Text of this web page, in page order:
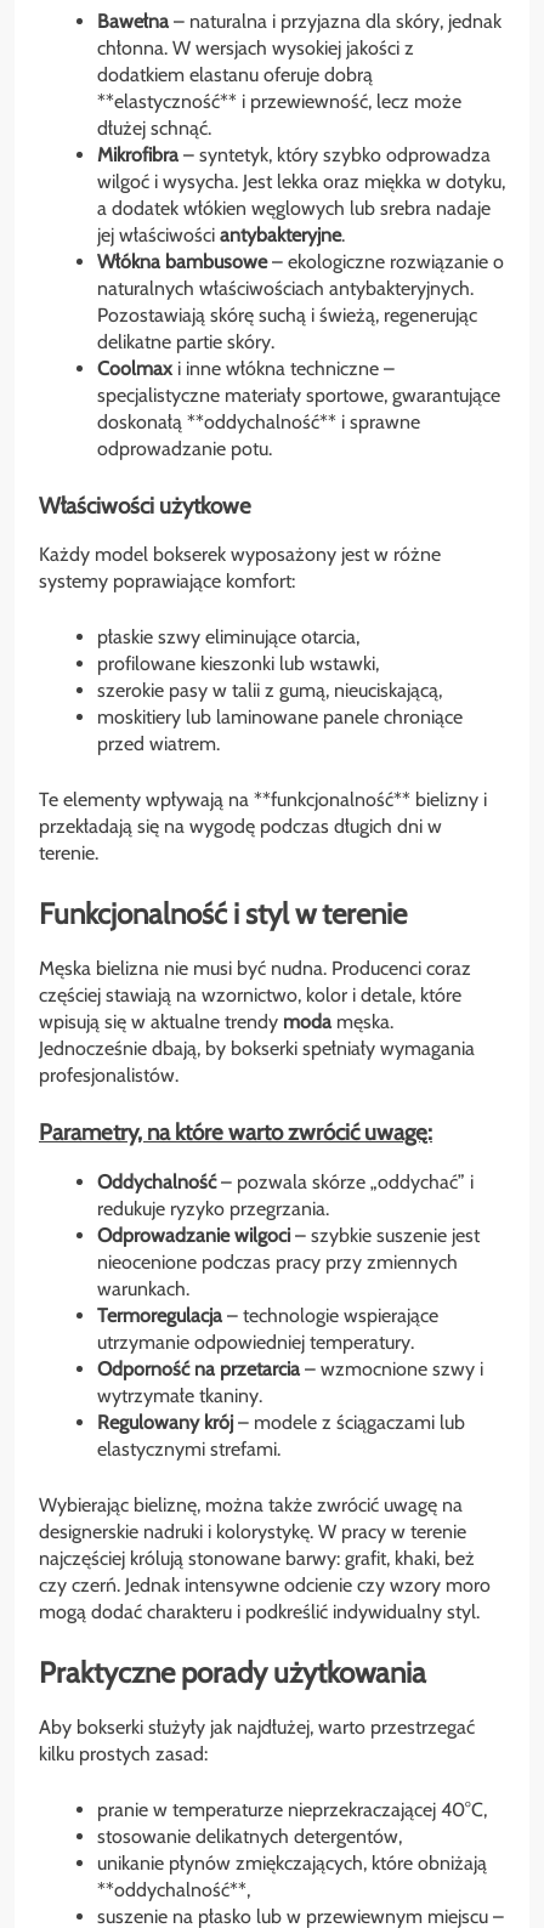
Bawełna– naturalna i przyjazna dla skóry, jednak
chłonna. W wersjach wysokiej jakości z
dodatkiem elastanu oferuje dobrą
**elastyczność** i przewiewność, lecz może
dłużej schnąć.
Mikrofibra– syntetyk, który szybko odprowadza
wilgoć i wysycha. Jest lekka oraz miękka w dotyku,
a dodatek włókien węglowych lub srebra nadaje
jej właściwości antybakteryjne.
Włókna bambusowe– ekologiczne rozwiązanie o
naturalnych właściwościach antybakteryjnych.
Pozostawiają skórę suchą i świeżą, regenerując
delikatne partie skóry.
Coolmax i inne włókna techniczne –
specjalistyczne materiały sportowe, gwarantujące
doskonałą **oddychalność** i sprawne
odprowadzanie potu.
Właściwości użytkowe
Każdy model bokserek wyposażony jest w różne
systemy poprawiające komfort:
płaskie szwy eliminujące otarcia,
profilowane kieszonki lub wstawki,
szerokie pasy w talii z gumą, nieuciskającą,
moskitiery lub laminowane panele chroniące
przed wiatrem.
Te elementy wpływają na **funkcjonalność** bielizny i
przekładają się na wygodę podczas długich dni w
terenie.
Funkcjonalność i styl w terenie
Męska bielizna nie musi być nudna. Producenci coraz
częściej stawiają na wzornictwo, kolor i detale, które
wpisują się w aktualne trendy modamęska.
Jednocześnie dbają, by bokserki spełniały wymagania
profesjonalistów.
Parametry, na które warto zwrócić uwagę:
Oddychalność– pozwala skórze „oddychać” i
redukuje ryzyko przegrzania.
Odprowadzanie wilgoci – szybkie suszenie jest
nieocenione podczas pracy przy zmiennych
warunkach.
Termoregulacja– technologie wspierające
utrzymanie odpowiedniej temperatury.
Odporność na przetarcia– wzmocnione szwy i
wytrzymałe tkaniny.
Regulowany krój – modele z ściągaczami lub
elastycznymi strefami.
Wybierając bieliznę, można także zwrócić uwagę na
designerskie nadruki i kolorystykę. W pracy w terenie
najczęściej królują stonowane barwy: grafit, khaki, beż
czy czerń. Jednak intensywne odcienie czy wzory moro
mogą dodać charakteru i podkreślić indywidualny styl.
Praktyczne porady użytkowania
Aby bokserki służyły jak najdłużej, warto przestrzegać
kilku prostych zasad:
pranie w temperaturze nieprzekraczającej 40°C,
stosowanie delikatnych detergentów,
unikanie płynów zmiękczających, które obniżają
**oddychalność**,
suszenie na płasko lub w przewiewnym miejscu –